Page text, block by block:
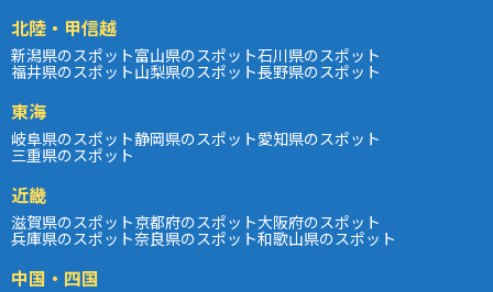
北陸・甲信越
新潟県のスポット富山県のスポット石川県のスポット
福井県のスポット山梨県のスポット長野県のスポット
東海
岐阜県のスポット静岡県のスポット愛知県のスポット
三重県のスポット
近畿
滋賀県のスポット京都府のスポット大阪府のスポット
兵庫県のスポット奈良県のスポット和歌山県のスポット
中国・四国